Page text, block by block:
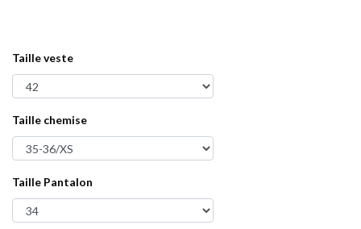
Taille veste
Taille chemise
Taille Pantalon